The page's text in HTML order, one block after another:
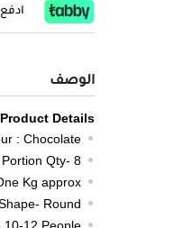
الوصف
Product Details
: Chocolate
Portion Qty- 8
Kg approx.
Round
10-12 People